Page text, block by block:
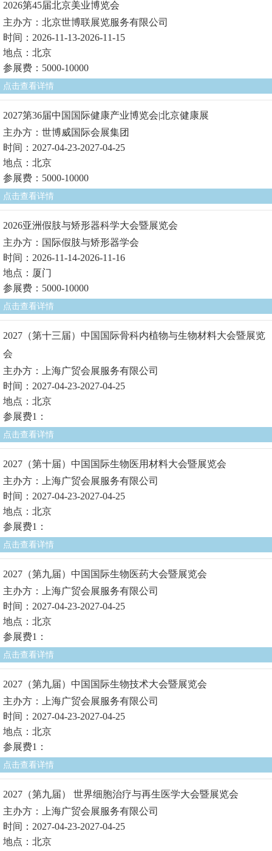
2026第45届北京美业博览会
主办方：北京世博联展览服务有限公司
时间：2026-11-13-2026-11-15
地点：北京
参展费：5000-10000
点击查看详情
2027第36届中国国际健康产业博览会|北京健康展
主办方：世博威国际会展集团
时间：2027-04-23-2027-04-25
地点：北京
参展费：5000-10000
点击查看详情
2026亚洲假肢与矫形器科学大会暨展览会
主办方：国际假肢与矫形器学会
时间：2026-11-14-2026-11-16
地点：厦门
参展费：5000-10000
点击查看详情
2027（第十三届）中国国际骨科内植物与生物材料大会暨展览
会
主办方：上海广贸会展服务有限公司
时间：2027-04-23-2027-04-25
地点：北京
参展费1：
点击查看详情
2027（第十届）中国国际生物医用材料大会暨展览会
主办方：上海广贸会展服务有限公司
时间：2027-04-23-2027-04-25
地点：北京
参展费1：
点击查看详情
2027（第九届）中国国际生物医药大会暨展览会
主办方：上海广贸会展服务有限公司
时间：2027-04-23-2027-04-25
地点：北京
参展费1：
点击查看详情
2027（第九届）中国国际生物技术大会暨展览会
主办方：上海广贸会展服务有限公司
时间：2027-04-23-2027-04-25
地点：北京
参展费1：
点击查看详情
2027（第九届） 世界细胞治疗与再生医学大会暨展览会
主办方：上海广贸会展服务有限公司
时间：2027-04-23-2027-04-25
地点：北京